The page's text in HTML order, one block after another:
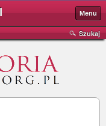
Menu
Szukaj